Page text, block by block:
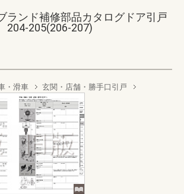
ランド補修部品カタログドア引戸
204-205(206-207)
・滑車 玄関・店舗・勝手口引戸